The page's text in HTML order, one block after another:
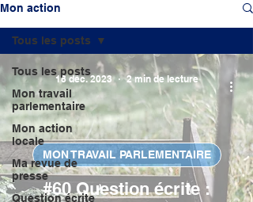
Mon action
Tous les posts
Mon travail
parlementaire
Mon action
locale
Ma revue de
presse
Question écrite
Tous les posts
#60 Question écrite :
MON TRAVAIL PARLEMENTAIRE
18 déc. 2023 2 min de lecture